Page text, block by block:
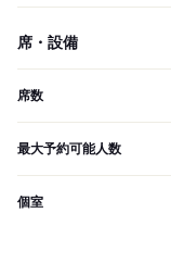
席・設備
席数
最大予約可能人数
個室